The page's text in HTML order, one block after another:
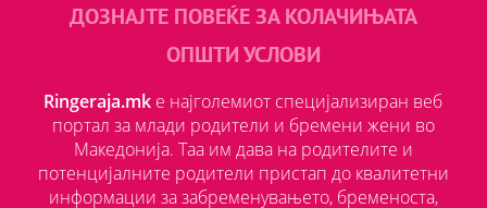
ДОЗНАЈТЕ ПОВЕЌЕ ЗА КОЛАЧИЊАТА
ОПШТИ УСЛОВИ
Ringeraja.mk е најголемиот специјализиран веб
портал за млади родители и бремени жени во
Македонија. Таа им дава на родителите и
потенцијалните родители пристап до квалитетни
информации за забременувањето, бременоста,